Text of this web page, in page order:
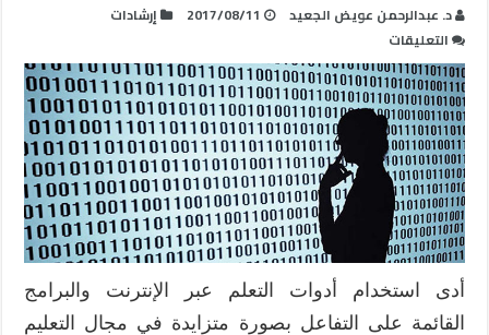
د. عبدالرحمن عويض الجعيد 2017/08/11
إرشادات
التعليقات
تحليل
البيانات
الكبيرة
Big
Data
وتحسين
التعليم
مغلقة
أدى استخدام أدوات التعلم عبر الإنترنت والبرامج
القائمة على التفاعل بصورة متزايدة في مجال التعليم